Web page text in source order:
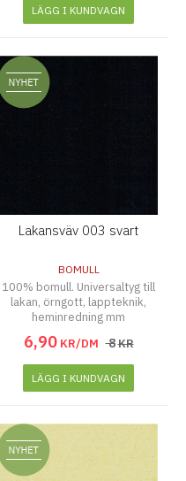
LÄGG I KUNDVAGN
Lakansväv 003 svart
BOMULL
100% bomull. Universaltyg till
lakan, örngott, lappteknik,
heminredning mm
6,90 KR/DM 8KR
LÄGG I KUNDVAGN